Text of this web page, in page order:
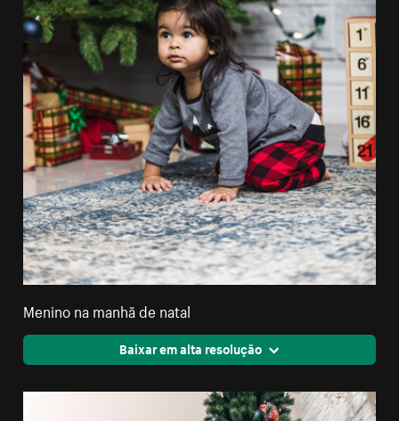
Menino na manhã de natal
Baixar em alta resolução